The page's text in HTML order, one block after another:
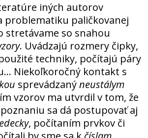
iných autorov
problematiku paličkovanej
stretávame so snahou
. Uvádzajú rozmery čipky,
techniky, počítajú páry
Niekoľkoročný kontakt s
sprevádzanýneustálym
vzorov ma utvrdil v tom, že
sa dá postupovať aj
, počítaním prvkov či